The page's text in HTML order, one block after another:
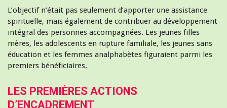
L’objectif n’était pas seulement d’apporter une assistance
spirituelle, mais également de contribuer au développement
intégral des personnes accompagnées. Les jeunes filles
mères, les adolescents en rupture familiale, les jeunes sans
éducation et les femmes analphabètes figuraient parmi les
premiers bénéficiaires.
LES PREMIÈRES ACTIONS
D’ENCADREMENT